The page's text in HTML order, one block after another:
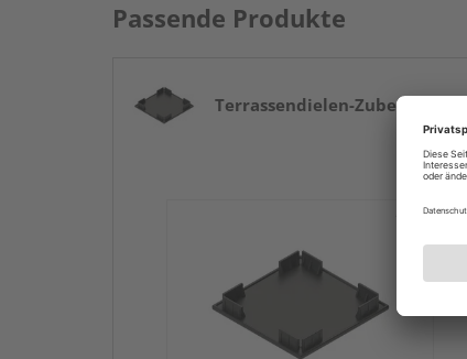
Passende Produkte
Terrassendielen-Zubehör